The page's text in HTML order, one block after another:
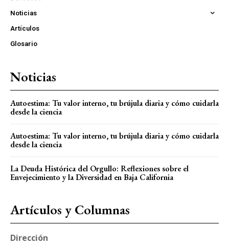
Noticias
Artículos
Glosario
Noticias
Autoestima: Tu valor interno, tu brújula diaria y cómo cuidarla
desde la ciencia
Autoestima: Tu valor interno, tu brújula diaria y cómo cuidarla
desde la ciencia
La Deuda Histórica del Orgullo: Reflexiones sobre el
Envejecimiento y la Diversidad en Baja California
Artículos y Columnas
Dirección